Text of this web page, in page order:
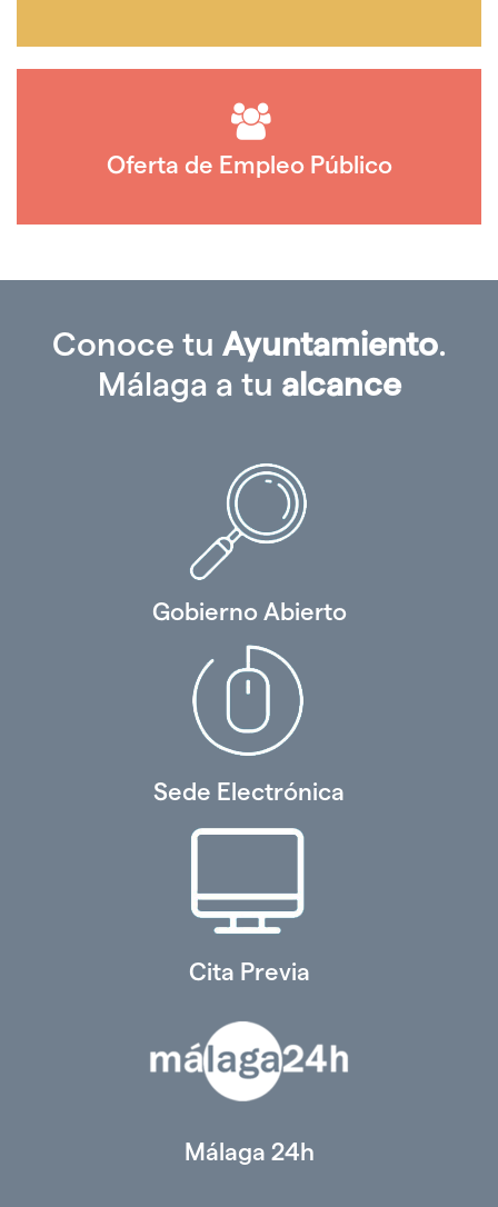
Oferta de Empleo Público
Conoce tu Ayuntamiento.
Málaga a tu alcance
Gobierno Abierto
Sede Electrónica
Cita Previa
Málaga 24h